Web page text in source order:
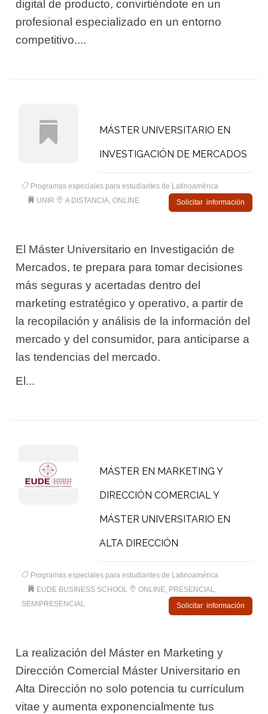
digital de producto, convirtiéndote en un
profesional especializado en un entorno
competitivo....
MÁSTER UNIVERSITARIO EN
INVESTIGACIÓN DE MERCADOS
Programas especiales para estudiantes de Latinoamérica
UNIR
A DISTANCIA, ONLINE Solicitar información
El Máster Universitario en Investigación de
Mercados, te prepara para tomar decisiones
más seguras y acertadas dentro del
marketing estratégico y operativo, a partir de
la recopilación y análisis de la información del
mercado y del consumidor, para anticiparse a
las tendencias del mercado.
El...
MÁSTER EN MARKETING Y
DIRECCIÓN COMERCIAL Y
MÁSTER UNIVERSITARIO EN
ALTA DIRECCIÓN
Programas especiales para estudiantes de Latinoamérica
EUDE BUSINESS SCHOOL
ONLINE, PRESENCIAL,
SEMIPRESENCIAL
Solicitar información
La realización del Máster en Marketing y
Dirección Comercial Máster Universitario en
Alta Dirección no solo potencia tu currículum
vitae y aumenta exponencialmente tus